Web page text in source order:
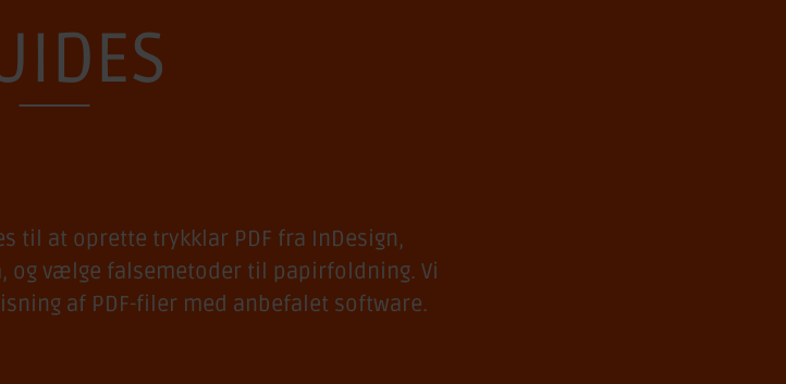
til at oprette trykklar PDF fra InDesign,
og vælge falsemetoder til papirfoldning. Vi
af PDF-filer med anbefalet software.